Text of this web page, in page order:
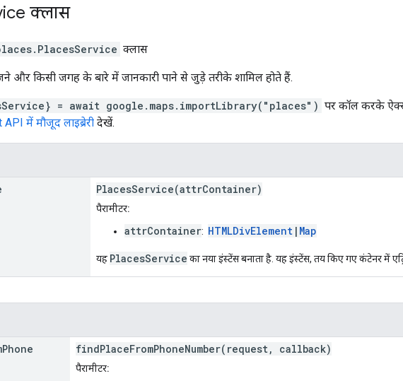
क्लास
. PlacesService क्लास
और किसी जगह के बारे में जानकारी पाने से जुड़े तरीके शामिल होते हैं.
= await google.maps.importLibrary("places") पर कॉल करके
में मौजूद लाइब्रेरी देखें.
PlacesService(attrContainer)
पैरामीटर:
attrContainer: HTMLDivElement | Map
यह PlacesService का नया इंस्टेंस बनाता है. यह इंस्टेंस, तय किए गए कंटेनर में
Phone
findPlaceFromPhoneNumber(request, callback)
पैरामीटर: